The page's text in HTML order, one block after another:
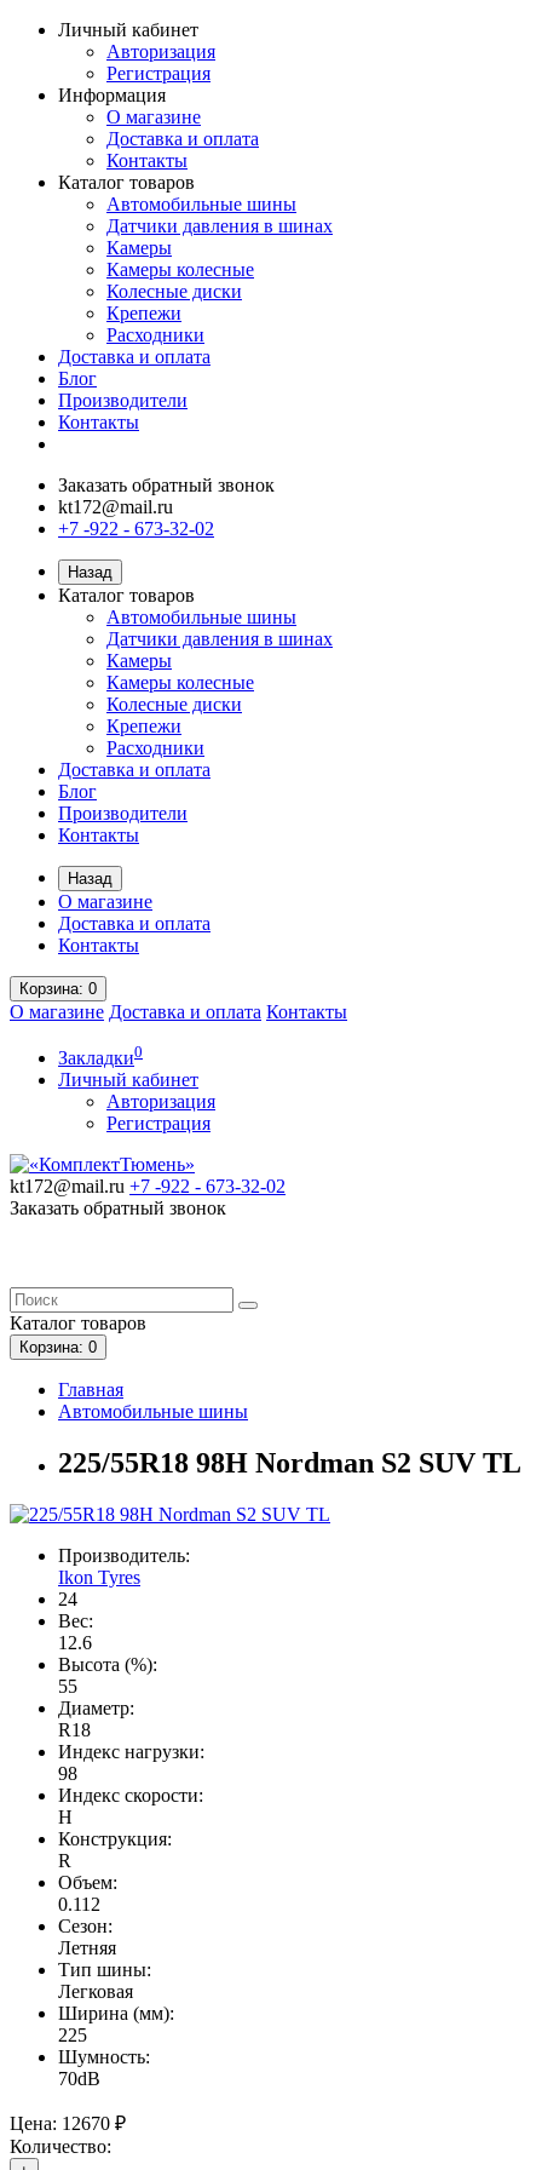
Личный кабинет
Авторизация
Регистрация
Информация
О магазине
Доставка и оплата
Контакты
Каталог товаров
Автомобильные шины
Датчики давления в шинах
Камеры
Камеры колесные
Колесные диски
Крепежи
Расходники
Доставка и оплата
Блог
Производители
Контакты
Заказать обратный звонок
kt172@mail.ru
+7 -922 - 673-32-02
Назад
Каталог товаров
Автомобильные шины
Датчики давления в шинах
Камеры
Камеры колесные
Колесные диски
Крепежи
Расходники
Доставка и оплата
Блог
Производители
Контакты
Назад
О магазине
Доставка и оплата
Контакты
Корзина: 0
О магазине Доставка и оплата Контакты
Закладки0
Личный кабинет
Авторизация
Регистрация
kt172@mail.ru +7 -922 - 673-32-02
Заказать обратный звонок
Каталог товаров
Корзина: 0
Главная
Автомобильные шины
225/55R18 98H Nordman S2 SUV TL
Производитель:
Ikon Tyres
24
Вес:
12.6
Высота (%):
55
Диаметр:
R18
Индекс нагрузки:
98
Индекс скорости:
H
Конструкция:
R
Объем:
0.112
Сезон:
Летняя
Тип шины:
Легковая
Ширина (мм):
225
Шумность:
70dB
Цена: 12670 ₽
Количество: